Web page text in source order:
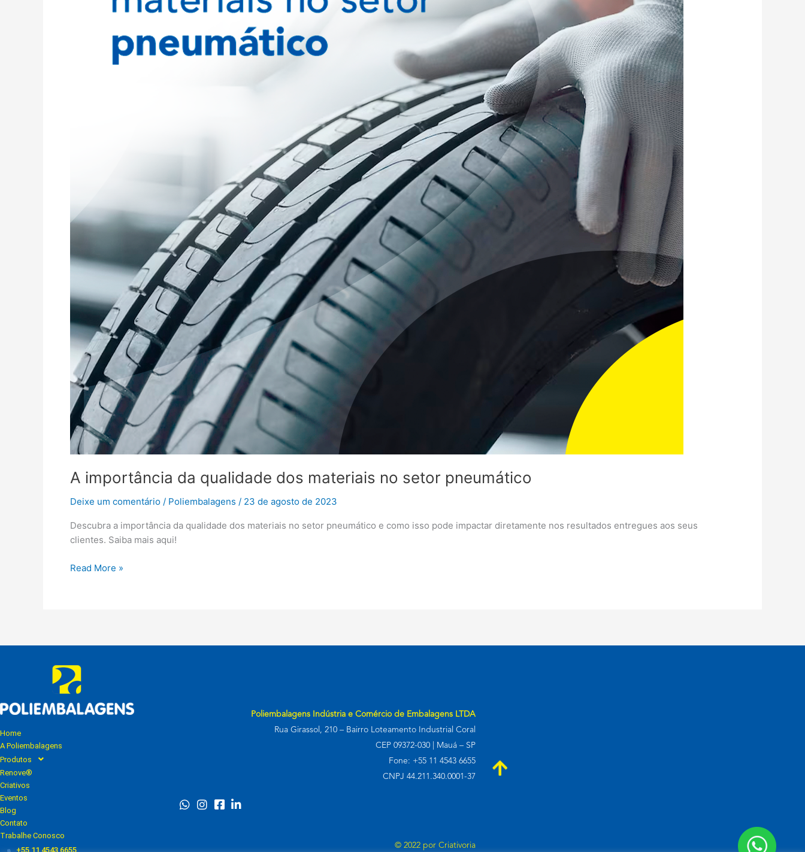
A importância da qualidade dos materiais no setor pneumático
Deixe um comentário / Poliembalagens / 23 de agosto de 2023
Descubra a importância da qualidade dos materiais no setor pneumático e como isso pode impactar diretamente nos resultados entregues aos seus
clientes. Saiba mais aqui!
Read More »
Home
A Poliembalagens
Produtos
Renove®
Criativos
Eventos
Blog
Contato
Trabalhe Conosco
+55 11 4543 6655
Poliembalagens Indústria e Comércio de Embalagens LTDA
Rua Girassol, 210 – Bairro Loteamento Industrial Coral
CEP 09372-030 | Mauá – SP
Fone: +55 11 4543 6655
CNPJ 44.211.340.0001-37
© 2022 por Criativoria